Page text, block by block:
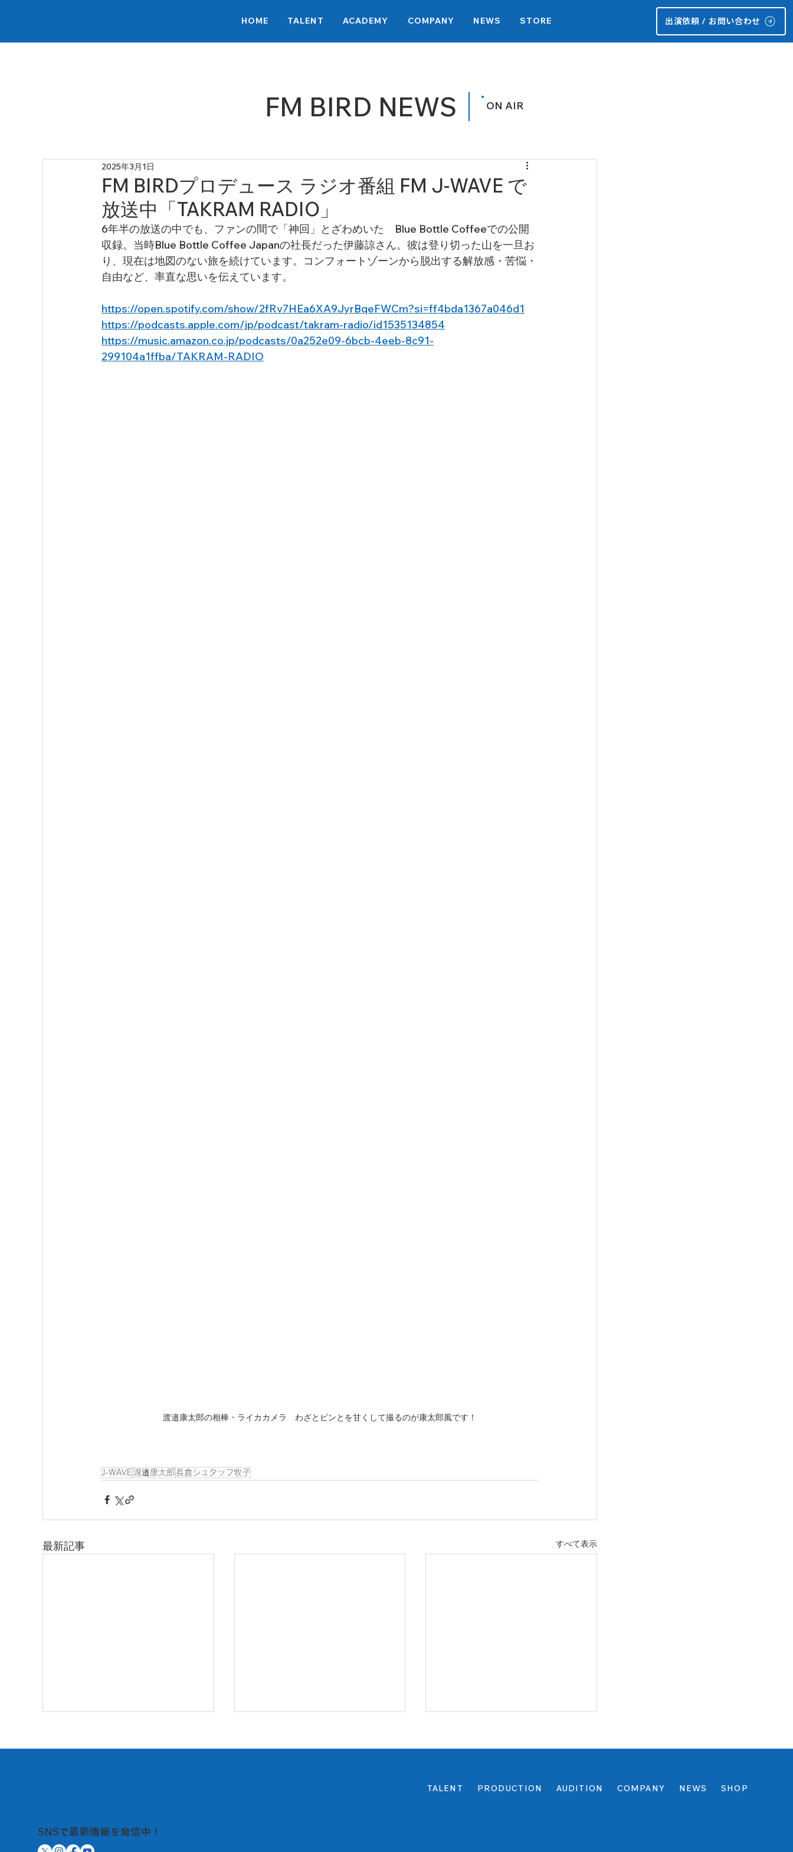
HOME TALENT ACADEMY COMPANY NEWS STORE 出演依頼 / お問い合わせ
FM BIRD NEWS ON AIR
FM BIRDプロデュース ラジオ番組 FM J-WAVE で
放送中「TAKRAM RADIO」
2025年3月1日
6年半の放送の中でも、ファンの間で「神回」とざわめいた　Blue Bottle Coffeeでの公開
収録。当時Blue Bottle Coffee Japanの社長だった伊藤諒さん。彼は登り切った山を一旦お
り、現在は地図のない旅を続けています。コンフォートゾーンから脱出する解放感・苦悩・
自由など、率直な思いを伝えています。
https://open.spotify.com/show/2fRv7HEa6XA9JyrBqeFWCm?si=ff4bda1367a046d1
https://podcasts.apple.com/jp/podcast/takram-radio/id1535134854
https://music.amazon.co.jp/podcasts/0a252e09-6bcb-4eeb-8c91-
299104a1ffba/TAKRAM-RADIO
渡邉康太郎の相棒・ライカカメラ　わざとピンとを甘くして撮るのが康太郎風です！
J-WAVE 渡邉康太郎 長倉シュタッフ牧子
最新記事 すべて表示
秀島史香 Amazon Music独占
配信ニュースポッドキャスト
TALENT PRODUCTION AUDITION COMPANY NEWS SHOP
SNSで最新情報を発信中！